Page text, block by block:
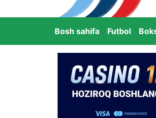
Bosh sahifa Futbol